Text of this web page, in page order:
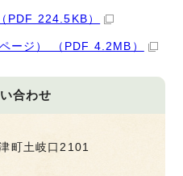
PDF 224.5KB）
ージ） （PDF 4.2MB）
合わせ
町土岐口2101